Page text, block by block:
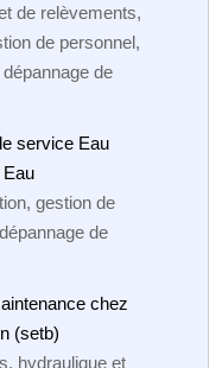
de relèvements,
de personnel,
de
service Eau
gestion de
de
chez
(setb)
hydraulique et